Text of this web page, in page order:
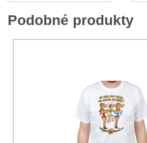
Súhlasím so spracovaním osobných
odoslania formulára. Oboznámil som sa s
Ochrany osobných údajov
Váš e-mail:*
Podobné produkty